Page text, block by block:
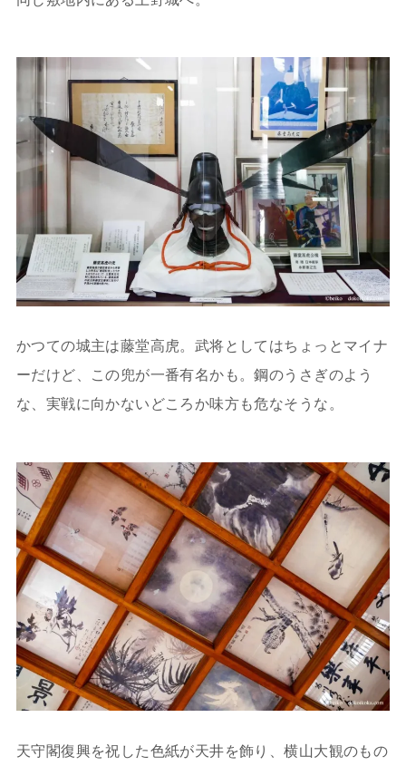
かつての城主は藤堂高虎。武将としてはちょっとマイナ
ーだけど、この兜が一番有名かも。鋼のうさぎのよう
な、実戦に向かないどころか味方も危なそうな。
天守閣復興を祝した色紙が天井を飾り、横山大観のもの